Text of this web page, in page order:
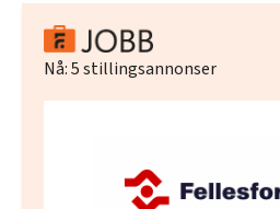
Nå:5stillingsannonser